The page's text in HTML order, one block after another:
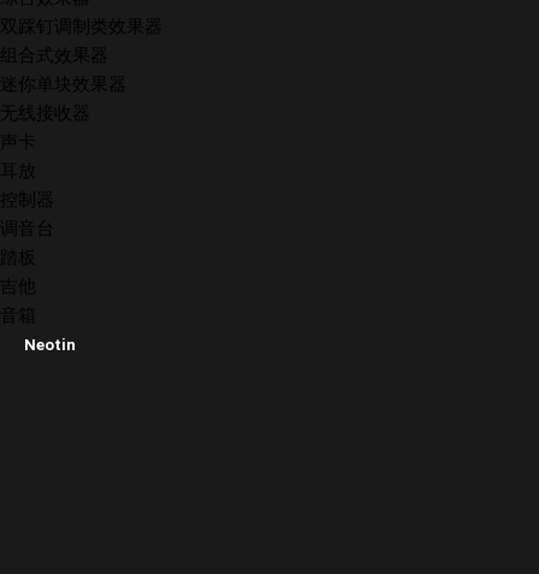
双踩钉调制类效果器
组合式效果器
迷你单块效果器
无线接收器
声卡
耳放
控制器
调音台
踏板
吉他
音箱
Neotin